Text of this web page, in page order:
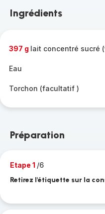
gamme
Ingrédients
397 g lait concentré sucré
Eau
Torchon (facultatif )
Préparation
Etape 1 /6
Retirez l'étiquette sur la